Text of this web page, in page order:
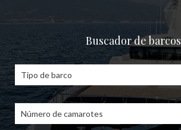
Buscador de barcos
Tipo de barco
Número de camarotes